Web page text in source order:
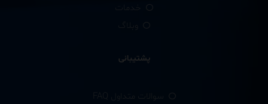
پشتیبانی
سوالات متداول FAQ